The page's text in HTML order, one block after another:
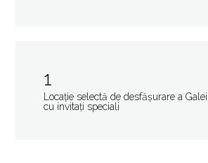
1
Locaţie selectă de desfăşurare a
cu invitaţi speciali